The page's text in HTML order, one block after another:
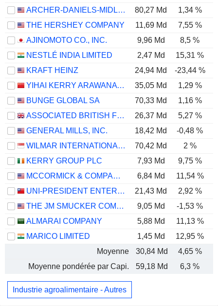
ARCHER-DANIELS-MIDLAND COMPANY
80,27 Md 1,34 %
THE HERSHEY COMPANY
11,69 Md 7,55 %
AJINOMOTO CO., INC.
9,96 Md 8,5 %
NESTLÉ INDIA LIMITED
2,47 Md 15,31 %
KRAFT HEINZ
24,94 Md -23,44 %
YIHAI KERRY ARAWANA HOLDINGS CO., LTD
35,05 Md 1,29 %
BUNGE GLOBAL SA
70,33 Md 1,16 %
ASSOCIATED BRITISH FOODS PLC
26,37 Md 5,27 %
GENERAL MILLS, INC.
18,42 Md -0,48 %
WILMAR INTERNATIONAL LIMITED
70,42 Md
2 %
KERRY GROUP PLC
7,93 Md 9,75 %
MCCORMICK & COMPANY, INCORPORATED
6,84 Md 11,54 %
UNI-PRESIDENT ENTERPRISES CORP.
21,43 Md 2,92 %
THE JM SMUCKER COMPANY
9,05 Md -1,53 %
ALMARAI COMPANY
5,88 Md 11,13 %
MARICO LIMITED
1,45 Md 12,95 %
Moyenne
30,84 Md 4,65 %
Moyenne pondérée par Capi.
59,18 Md 6,3 %
Industrie agroalimentaire - Autres